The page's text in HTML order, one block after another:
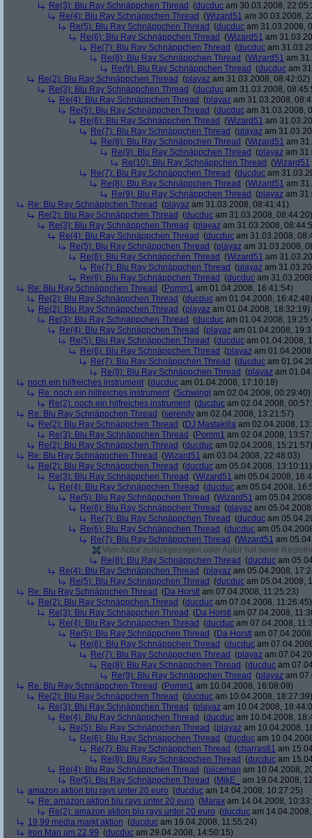
Re(3): Blu Ray Schnäppchen Thread (ducduc am 30.03.2008,
Re(4): Blu Ray Schnäppchen Thread (Wizard51 am 30.03.2008,
Re(5): Blu Ray Schnäppchen Thread (ducduc am 31.03.2008,
Re(6): Blu Ray Schnäppchen Thread (Wizard51 am
Re(7): Blu Ray Schnäppchen Thread (ducduc am
Re(8): Blu Ray Schnäppchen Thread (Wizard51 am
Re(9): Blu Ray Schnäppchen Thread (ducduc am
Re(2): Blu Ray Schnäppchen Thread (playaz am 31.03.2008, 08:42:02)
Re(3): Blu Ray Schnäppchen Thread (ducduc am 31.03.2008,
Re(4): Blu Ray Schnäppchen Thread (playaz am 31.03.2008,
Re(5): Blu Ray Schnäppchen Thread (ducduc am 31.03.2008,
Re(6): Blu Ray Schnäppchen Thread (Wizard51 am
Re(7): Blu Ray Schnäppchen Thread (playaz am
Re(8): Blu Ray Schnäppchen Thread (Wizard51 am
Re(9): Blu Ray Schnäppchen Thread (playaz am
Re(10): Blu Ray Schnäppchen Thread (Wizard51
Re(7): Blu Ray Schnäppchen Thread (ducduc am
Re(8): Blu Ray Schnäppchen Thread (Wizard51 am
Re(9): Blu Ray Schnäppchen Thread (playaz am
Re: Blu Ray Schnäppchen Thread (playaz am 31.03.2008, 08:41:41)
Re(2): Blu Ray Schnäppchen Thread (ducduc am 31.03.2008, 08:44:20)
Re(3): Blu Ray Schnäppchen Thread (playaz am 31.03.2008,
Re(4): Blu Ray Schnäppchen Thread (ducduc am 31.03.2008,
Re(5): Blu Ray Schnäppchen Thread (playaz am 31.03.2008,
Re(6): Blu Ray Schnäppchen Thread (Wizard51 am
Re(7): Blu Ray Schnäppchen Thread (playaz am
Re(6): Blu Ray Schnäppchen Thread (ducduc am
Re: Blu Ray Schnäppchen Thread (Pomm1 am 01.04.2008, 16:41:54)
Re(2): Blu Ray Schnäppchen Thread (ducduc am 01.04.2008, 16:42:48)
Re(2): Blu Ray Schnäppchen Thread (playaz am 01.04.2008, 18:32:19)
Re(3): Blu Ray Schnäppchen Thread (ducduc am 01.04.2008,
Re(4): Blu Ray Schnäppchen Thread (playaz am 01.04.2008,
Re(5): Blu Ray Schnäppchen Thread (ducduc am 01.04.2008,
Re(6): Blu Ray Schnäppchen Thread (playaz am
Re(7): Blu Ray Schnäppchen Thread (ducduc am
Re(8): Blu Ray Schnäppchen Thread (playaz am
noch ein hilfreiches instrument (ducduc am 01.04.2008, 17:10:18)
Re: noch ein hilfreiches instrument (Schwingi am 02.04.2008, 00:29:40)
Re(2): noch ein hilfreiches instrument (ducduc am 02.04.2008,
Re: Blu Ray Schnäppchen Thread (serenity am 02.04.2008, 13:21:57)
Re(2): Blu Ray Schnäppchen Thread (DJ Mastakilla am 02.04.2008,
Re(3): Blu Ray Schnäppchen Thread (Pomm1 am 02.04.2008,
Re(2): Blu Ray Schnäppchen Thread (ducduc am 02.04.2008, 15:21:57)
Re: Blu Ray Schnäppchen Thread (Wizard51 am 03.04.2008, 22:48:03)
Re(2): Blu Ray Schnäppchen Thread (ducduc am 05.04.2008, 13:10:11)
Re(3): Blu Ray Schnäppchen Thread (Wizard51 am 05.04.2008,
Re(4): Blu Ray Schnäppchen Thread (ducduc am 05.04.2008,
Re(5): Blu Ray Schnäppchen Thread (Wizard51 am
Re(6): Blu Ray Schnäppchen Thread (playaz am
Re(7): Blu Ray Schnäppchen Thread (ducduc am
Re(6): Blu Ray Schnäppchen Thread (ducduc am
Re(7): Blu Ray Schnäppchen Thread (Wizard51 am
Vom Autor zurückgezogen oder Autor hat seine
Re(8): Blu Ray Schnäppchen Thread (ducduc am
Re(4): Blu Ray Schnäppchen Thread (playaz am 05.04.2008,
Re(5): Blu Ray Schnäppchen Thread (ducduc am 05.04.2008,
Re: Blu Ray Schnäppchen Thread (Da Horstl am 07.04.2008, 11:25:23)
Re(2): Blu Ray Schnäppchen Thread (ducduc am 07.04.2008, 11:26:45)
Re(3): Blu Ray Schnäppchen Thread (Da Horstl am 07.04.2008,
Re(4): Blu Ray Schnäppchen Thread (ducduc am 07.04.2008,
Re(5): Blu Ray Schnäppchen Thread (Da Horstl am
Re(6): Blu Ray Schnäppchen Thread (ducduc am
Re(7): Blu Ray Schnäppchen Thread (playaz am
Re(8): Blu Ray Schnäppchen Thread (ducduc am
Re(9): Blu Ray Schnäppchen Thread (playaz am
Re: Blu Ray Schnäppchen Thread (Pomm1 am 10.04.2008, 16:08:09)
Re(2): Blu Ray Schnäppchen Thread (ducduc am 10.04.2008, 18:27:39)
Re(3): Blu Ray Schnäppchen Thread (playaz am 10.04.2008,
Re(4): Blu Ray Schnäppchen Thread (ducduc am 10.04.2008,
Re(5): Blu Ray Schnäppchen Thread (playaz am 10.04.2008,
Re(6): Blu Ray Schnäppchen Thread (ducduc am
Re(7): Blu Ray Schnäppchen Thread (charras81 am
Re(8): Blu Ray Schnäppchen Thread (ducduc am
Re(4): Blu Ray Schnäppchen Thread (piiceman am 10.04.2008,
Re(5): Blu Ray Schnäppchen Thread (MikE_
am 19.04.2008,
amazon aktion blu rays unter 20 euro (ducduc am 14.04.2008, 10:27:25)
Re: amazon aktion blu rays unter 20 euro (Marax am 14.04.2008,
Re(2): amazon aktion blu rays unter 20 euro (ducduc am
19,99 media markt aktion (ducduc am 19.04.2008, 11:55:24)
Iron Man um 22,99 (ducduc am 29.04.2008, 14:50:15)